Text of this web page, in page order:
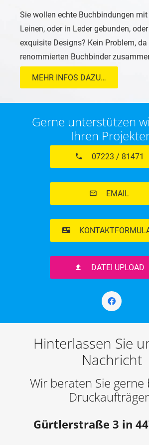
Sie wollen echte Buchbindungen
Leinen, oder in Leder gebunden,
exquisite Designs? Kein Problem,
renommierten Buchbinder
MEHR INFOS DAZU…
Gerne unterstützen
Ihren
phone 07223 / 81471
mail_outline EMAIL
contact_mail
file_upload DATEI UPLOAD
Hinterlassen Sie
Nachricht
Wir beraten Sie gerne
Gürtlerstraße 3 in